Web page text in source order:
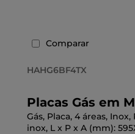
Comparar
HAHG6BF4TX
Placas Gás em
Gás, Placa, 4 áreas,
inox, L x P x A (mm):